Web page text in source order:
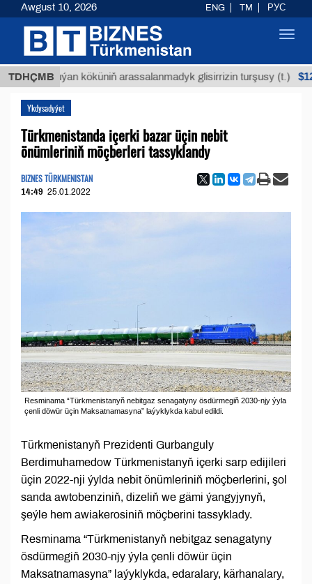
TDHÇMB
Buýan köküniň arassalanmadyk glisirrizin turşusy (t.) $12935,18
Ykdysadyýet
Türkmenistanda içerki bazar üçin nebit
önümleriniň möçberleri tassyklandy
BIZNES TÜRKMENISTAN
14:49 25.01.2022
Resminama “Türkmenistanyň nebitgaz senagatyny ösdürmegiň 2030-njy ýyla
çenli döwür üçin Maksatnamasyna” laýyklykda kabul edildi.
Türkmenistanyň Prezidenti Gurbanguly
Berdimuhamedow Türkmenistanyň içerki sarp edijileri
üçin 2022-nji ýylda nebit önümleriniň möçberlerini, şol
sanda awtobenziniň, dizeliň we gämi ýangyjynyň,
şeýle hem awiakerosiniň möçberini tassyklady.
Resminama “Türkmenistanyň nebitgaz senagatyny
ösdürmegiň 2030-njy ýyla çenli döwür üçin
Maksatnamasyna” laýyklykda, edaralary, kärhanalary,
Awgust 10, 2026 ENG TM РУС